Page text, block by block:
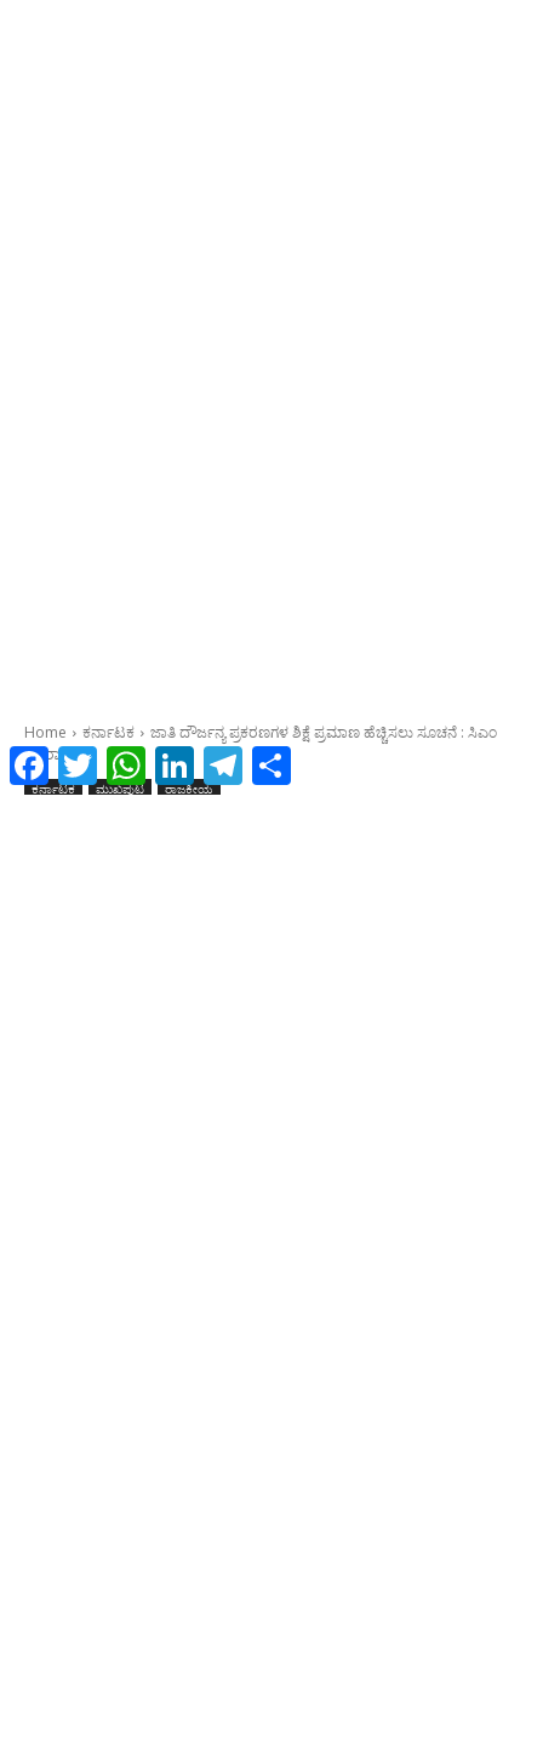
FacebookTwitter WhatsAppLinkedInTelegram